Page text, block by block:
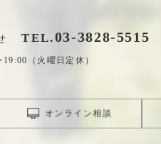
TEL.03-3828-5515
（火曜日定休）
オンライン相談